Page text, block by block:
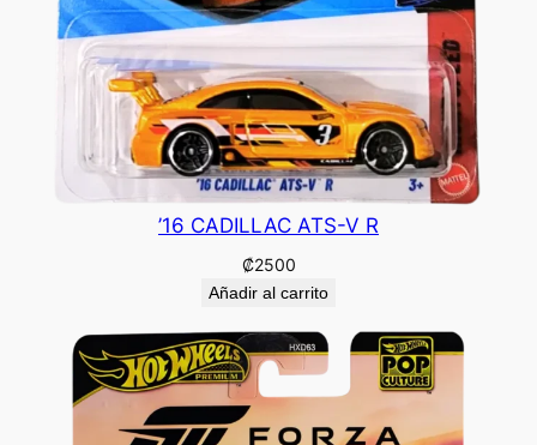
’16 CADILLAC ATS-V R
₡2500
Añadir al carrito